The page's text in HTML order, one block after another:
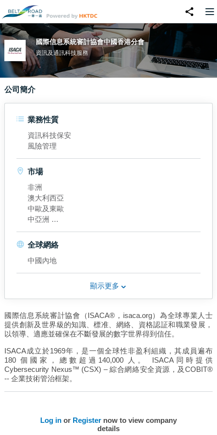
國際信息系統審計協會中國香港分會
資訊及通訊科技服務
公司簡介
業務性質
資訊科技保安
風險管理
市場
非洲
澳大利西亞
中歐及東歐
中亞洲
拉丁美洲
中東
北美
東北亞
南亞洲
香港
全球網絡
中國內地
顯示更多
國際信息系統審計協會（ISACA®，isaca.org）為全球專業人士
提供創新及世界級的知識、標准、網絡、資格認証和職業發展，
以領導、適應並確保在不斷發展的數字世界得到信任。
ISACA成立於1969年，是一個全球性非盈利組織，其成員遍布
180 個國家，總數超過140,000 人。 ISACA同時提供
Cybersecurity Nexus™ (CSX) – 綜合網絡安全資源，及COBIT®
-- 企業技術管治框架。
Log in or Register now to view company
details